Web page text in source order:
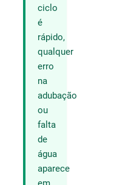
ciclo
é
rápido,
qualquer
erro
na
adubação
ou
falta
de
água
aparece